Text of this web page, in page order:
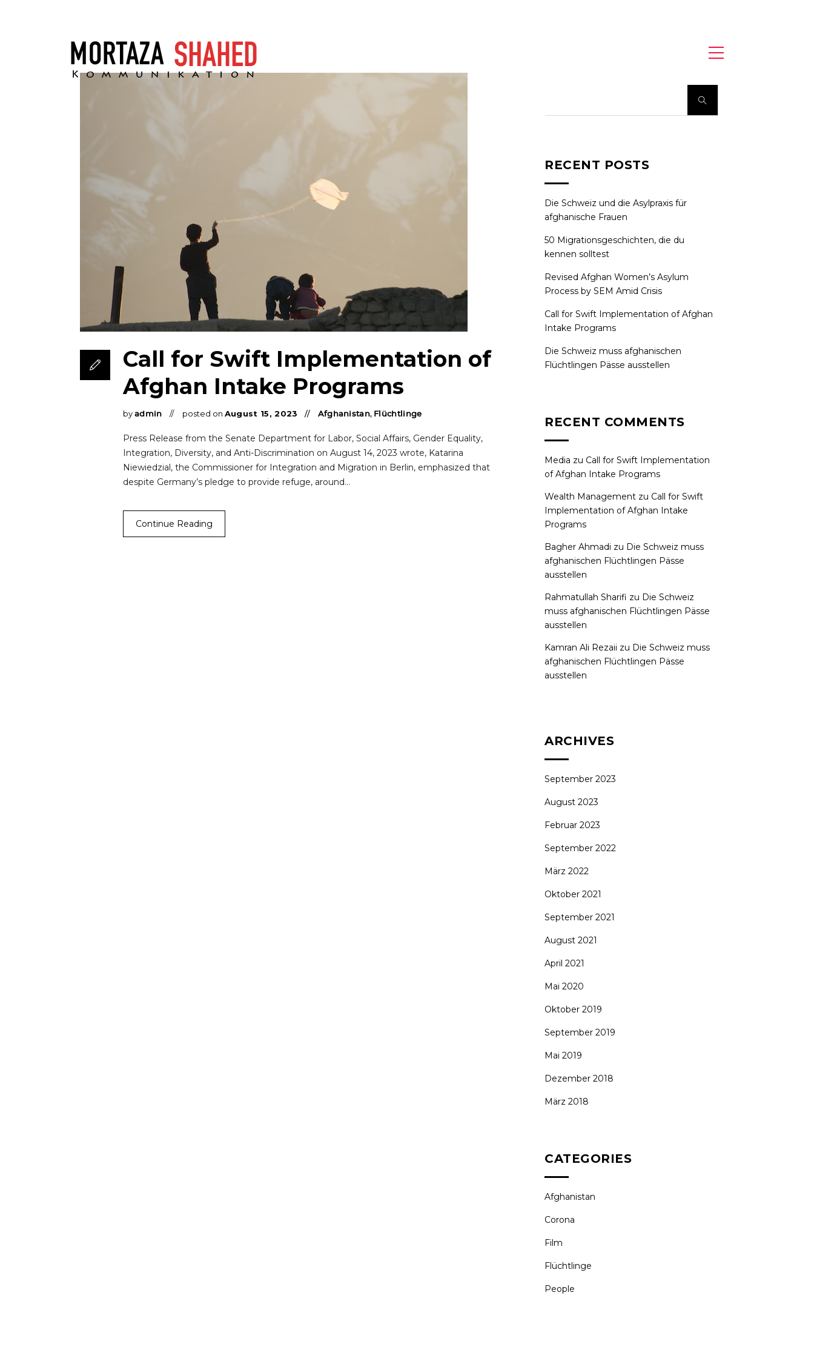
Call for Swift Implementation of
Afghan Intake Programs
by admin posted on August 15,2023 Afghanistan, Flüchtlinge
Press Release from the Senate Department for Labor, Social Affairs, Gender Equality,
Integration, Diversity, and Anti-Discrimination on August 14, 2023 wrote, Katarina
Niewiedzial, the Commissioner for Integration and Migration in Berlin, emphasized that
despite Germany’s pledge to provide refuge, around…
Continue Reading
RECENT POSTS
Die Schweiz und die Asylpraxis für
afghanische Frauen
50 Migrationsgeschichten, die du
kennen solltest
Revised Afghan Women’s Asylum
Process by SEM Amid Crisis
Call for Swift Implementation of Afghan
Intake Programs
Die Schweiz muss afghanischen
Flüchtlingen Pässe ausstellen
RECENT COMMENTS
Media zu Call for Swift Implementation
of Afghan Intake Programs
Wealth Management zu Call for Swift
Implementation of Afghan Intake
Programs
Bagher Ahmadi zu Die Schweiz muss
afghanischen Flüchtlingen Pässe
ausstellen
Rahmatullah Sharifi zu Die Schweiz
muss afghanischen Flüchtlingen Pässe
ausstellen
Kamran Ali Rezaii zu Die Schweiz muss
afghanischen Flüchtlingen Pässe
ausstellen
ARCHIVES
September 2023
August 2023
Februar 2023
September 2022
März 2022
Oktober 2021
September 2021
August 2021
April 2021
Mai 2020
Oktober 2019
September 2019
Mai 2019
Dezember 2018
März 2018
CATEGORIES
Afghanistan
Corona
Film
Flüchtlinge
People